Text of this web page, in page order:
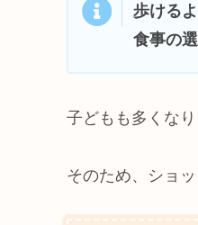
歩ける
食事の
子どもも多くなり
そのため、ショ